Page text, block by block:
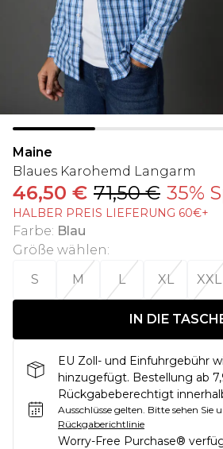
Maine
Blaues Karohemd Langarm
46,50 € 71,50 € 35%
HALBER PREIS LIEFERUNG 60€+
Farbe: Blau
Größe wählen:
S
M L XL XXL
IN DIE
EU Zoll- und Einfuhrgebühr
hinzugefügt. Bestellung ab
Rückgabeberechtigt
Ausschlüsse gelten. Bitte sehen Sie
Rückgaberichtlinie
Worry-Free Purchase®